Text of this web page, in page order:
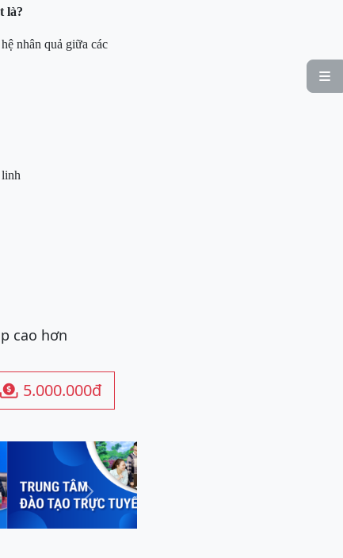

là?
nhân quả giữa các
cao hơn
 5.000.000đ
Next